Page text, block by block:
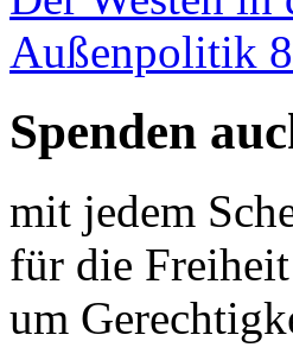
Außenpolitik
Spenden
mit jedem
für die
um